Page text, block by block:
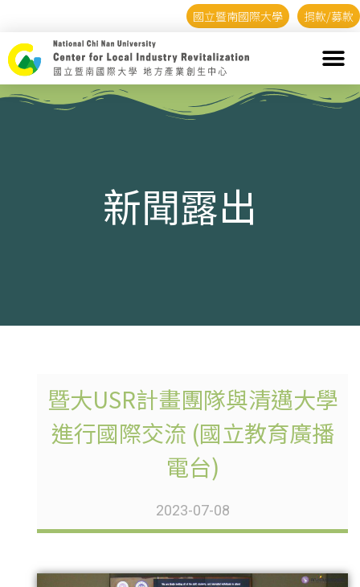
國立暨南國際大學 捐款/募款
新聞露出
暨大USR計畫團隊與清邁大學
進行國際交流 (國立教育廣播
電台)
2023-07-08